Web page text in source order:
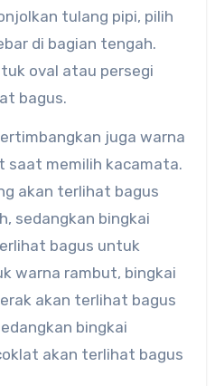
tulang pipi, pilih
di bagian tengah.
oval atau persegi
bagus.
juga warna
saat memilih kacamata.
akan terlihat bagus
sedangkan bingkai
bagus untuk
warna rambut, bingkai
akan terlihat bagus
bingkai
akan terlihat bagus